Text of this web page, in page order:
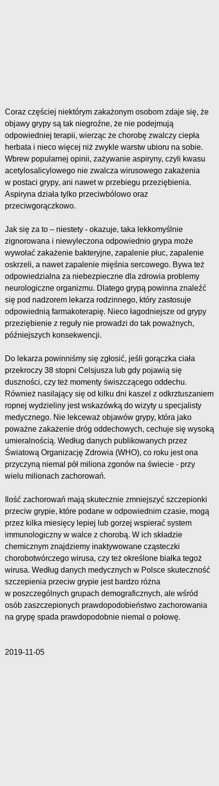
Coraz częściej niektórym zakażonym osobom zdaje się, że
objawy grypy są tak niegroźne, że nie podejmują
odpowiedniej terapii, wierząc że chorobę zwalczy ciepła
herbata i nieco więcej niż zwykle warstw ubioru na sobie.
Wbrew popularnej opinii, zażywanie aspiryny, czyli kwasu
acetylosalicylowego nie zwalcza wirusowego zakażenia
w postaci grypy, ani nawet w przebiegu przeziębienia.
Aspiryna działa tylko przeciwbólowo oraz
przeciwgorączkowo.
Jak się za to – niestety - okazuje, taka lekkomyślnie
zignorowana i niewyleczona odpowiednio grypa może
wywołać zakażenie bakteryjne, zapalenie płuc, zapalenie
oskrzeli, a nawet zapalenie mięśnia sercowego. Bywa też
odpowiedzialna za niebezpieczne dla zdrowia problemy
neurologiczne organizmu. Dlatego grypą powinna znaleźć
się pod nadzorem lekarza rodzinnego, który zastosuje
odpowiednią farmakoterapię. Nieco łagodniejsze od grypy
przeziębienie z reguły nie prowadzi do tak poważnych,
późniejszych konsekwencji.
Do lekarza powinniśmy się zgłosić, jeśli gorączka ciała
przekroczy 38 stopni Celsjusza lub gdy pojawią się
duszności, czy też momenty świszczącego oddechu.
Również nasilający się od kilku dni kaszel z odkrztuszaniem
ropnej wydzieliny jest wskazówką do wizyty u specjalisty
medycznego. Nie lekceważ objawów grypy, która jako
poważne zakażenie dróg oddechowych, cechuje się wysoką
umieralnością. Według danych publikowanych przez
Światową Organizację Zdrowia (WHO), co roku jest ona
przyczyną niemal pół miliona zgonów na świecie - przy
wielu milionach zachorowań.
Ilość zachorowań mają skutecznie zmniejszyć szczepionki
przeciw grypie, które podane w odpowiednim czasie, mogą
przez kilka miesięcy lepiej lub gorzej wspierać system
immunologiczny w walce z chorobą. W ich składzie
chemicznym znajdziemy inaktywowane cząsteczki
chorobotwórczego wirusa, czy też określone białka tegoż
wirusa. Według danych medycznych w Polsce skuteczność
szczepienia przeciw grypie jest bardzo różna
w poszczególnych grupach demograficznych, ale wśród
osób zaszczepionych prawdopodobieństwo zachorowania
na grypę spada prawdopodobnie niemal o połowę.
2019-11-05